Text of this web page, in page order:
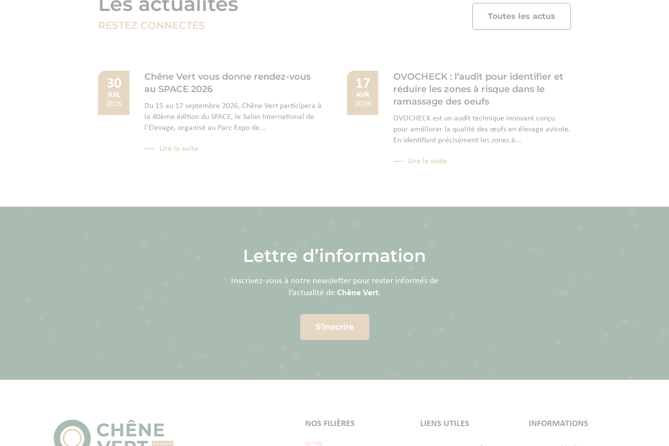
RESTEZ CONNECTÉS
30
JUIL
2026
Chêne Vert vous donne rendez-vous
au SPACE 2026
Du 15 au 17 septembre 2026, Chêne Vert participera à
la 40ème édition du SPACE, le Salon International de
l'Élevage, organisé au Parc Expo de...
Lire la suite
17
AVR
2026
OVOCHECK : l’audit pour identifier et
réduire les zones à risque dans le
ramassage des oeufs
OVOCHECK est un audit technique innovant conçu
pour améliorer la qualité des œufs en élevage avicole.
En identifiant précisément les zones à...
Lire la suite
Toutes les actus
Lettre d’information
Inscrivez-vous à notre newsletter pour rester informés de
l’actualité de Chêne Vert.
S’inscrire
NOS FILIÈRES LIENS UTILES INFORMATIONS